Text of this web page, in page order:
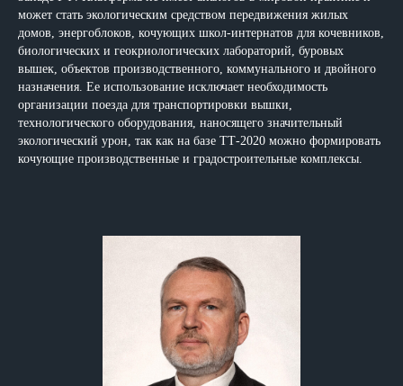
может стать экологическим средством передвижения жилых
домов, энергоблоков, кочующих школ-интернатов для кочевников,
биологических и геокриологических лабораторий, буровых
вышек, объектов производственного, коммунального и двойного
назначения. Ее использование исключает необходимость
организации поезда для транспортировки вышки,
технологического оборудования, наносящего значительный
экологический урон, так как на базе ТТ-2020 можно формировать
кочующие производственные и градостроительные комплексы.